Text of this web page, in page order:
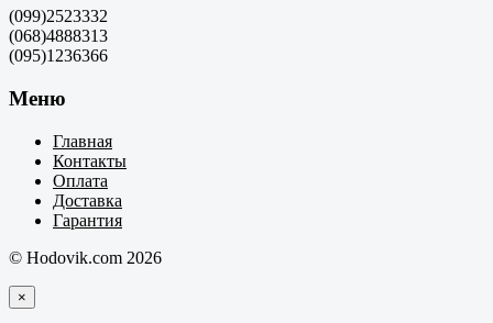
(099)2523332
(068)4888313
(095)1236366
Меню
Главная
Контакты
Оплата
Доставка
Гарантия
© Hodovik.com 2026
×